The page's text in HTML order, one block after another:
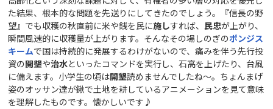
た結果、根本的な問題を先送りにしてきたのでしょう。『信長の野
望』でも収穫の秋直前に米や銭を民に施しすれば、民忠が上がり、
瞬間風速的に収穫量が上がります。そんなその場しのぎのポンジス
キームで国は持続的に発展するわけがないので、痛みを伴う先行投
資の開墾や治水といったコマンドを実行し、石高を上げたり、台風
に備えます。小学生の頃は開墾読めませんでしたね～。ちょんまげ
姿のオッサン達が鍬で土地を耕しているアニメーションを見て意味
を理解したものです。懐かしいです♪